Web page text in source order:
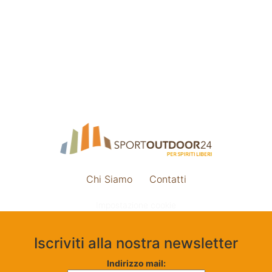
Chi Siamo Contatti
Iscriviti alla nostra newsletter
Indirizzo mail: